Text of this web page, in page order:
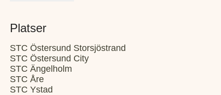
Platser
STC Östersund Storsjöstrand
STC Östersund City
STC Ängelholm
STC Åre
STC Ystad